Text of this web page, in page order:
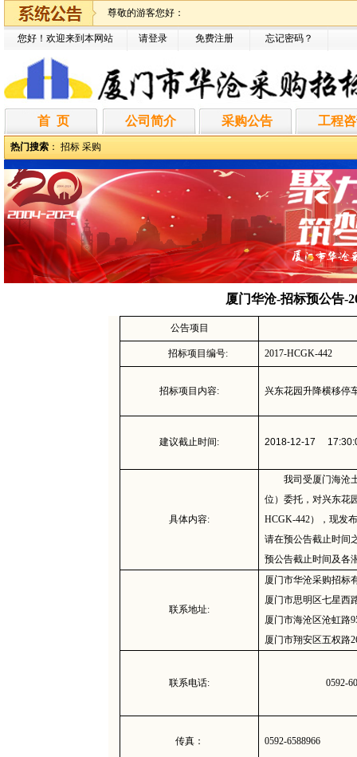
尊敬的游客您好：
您好！欢迎来到本网站 请登录 免费注册 忘记密码？
首 页 公司简介 采购公告 工程
热门搜索 ： 招标 采购
厦门华沧-招标预公告-
公告项目
招标项目编号: 2017-HCGK-442
招标项目内容: 兴东花园升降横移停
建议截止时间: 2018-12-17
具体内容:
我司受厦门海沧
位）委托，对兴东花
HCGK-442），现发
请在预公告截止时间
预公告截止时间及各
联系地址:
厦门市华沧采购招标
厦门市思明区七星西
厦门市海沧区沧虹路
厦门市翔安区五权路
联系电话: 0592-
传真： 0592-6588966